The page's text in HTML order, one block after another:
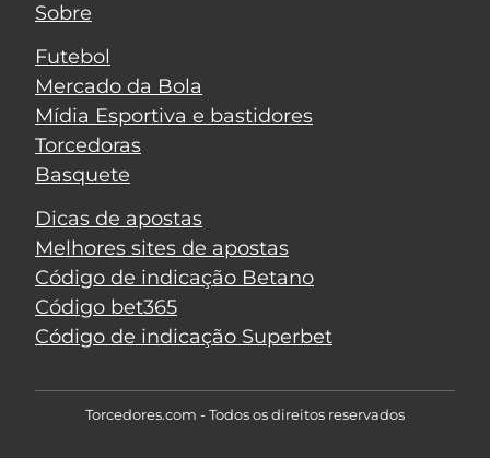
Sobre
Futebol
Mercado da Bola
Mídia Esportiva e bastidores
Torcedoras
Basquete
Dicas de apostas
Melhores sites de apostas
Código de indicação Betano
Código bet365
Código de indicação Superbet
Torcedores.com - Todos os direitos reservados